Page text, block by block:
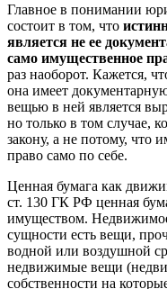
Главное в понимании
состоит в том, что
является не ее
само имущественное
раз наоборот. Кажется,
она имеет
вещью в ней является
но только в том случае,
закону, а не потому, что
право само по себе.
Ценная бумага как
ст. 130 ГК РФ ценная
имуществом.
сущности есть вещи,
водной или воздушной
недвижимые вещи
собственности на